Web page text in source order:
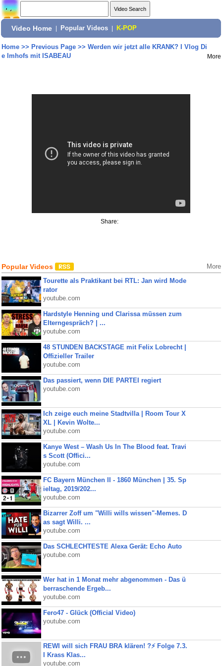
Video Home Popular Videos K-POP
Home>> Previous Page>> Werden wir jetzt alle KRANK? I Vlog Di
e Imhofs mit ISABEAU
More
Share:
Popular Videos More
Tourette als Praktikant bei RTL: Jan wird Mode
rator
youtube.com
Hardstyle Henning und Clarissa müssen zum
Elterngespräch? | ...
youtube.com
48 STUNDEN BACKSTAGE mit Felix Lobrecht |
Offizieller Trailer
youtube.com
Das passiert, wenn DIE PARTEI regiert
youtube.com
Ich zeige euch meine Stadtvilla | Room Tour X
XL | Kevin Wolte...
youtube.com
Kanye West – Wash Us In The Blood feat. Travi
s Scott (Offici...
youtube.com
FC Bayern München II - 1860 München | 35. Sp
ieltag, 2019/202...
youtube.com
Bizarrer Zoff um "Willi wills wissen"-Memes. D
as sagt Willi. ...
youtube.com
Das SCHLECHTESTE Alexa Gerät: Echo Auto
youtube.com
Wer hat in 1 Monat mehr abgenommen - Das ü
berraschende Ergeb...
youtube.com
Fero47 - Glück (Official Video)
youtube.com
REWI will sich FRAU BRA klären! ?⚡️ Folge 7.3.
I Krass Klas...
youtube.com